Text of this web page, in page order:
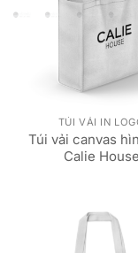
TÚI VẢI IN
Túi vải canvas
Calie House